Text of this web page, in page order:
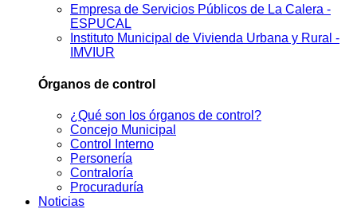
Empresa de Servicios Públicos de La Calera -
ESPUCAL
Instituto Municipal de Vivienda Urbana y Rural -
IMVIUR
Órganos de control
¿Qué son los órganos de control?
Concejo Municipal
Control Interno
Personería
Contraloría
Procuraduría
Noticias